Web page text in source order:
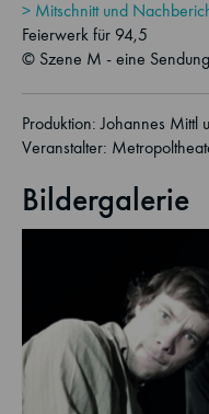
> Mitschnitt und
Feierwerk für 94,5
© Szene M - eine
Produktion: Johannes Mittl
Veranstalter:
Bildergalerie